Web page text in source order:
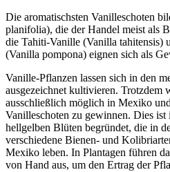
Die aromatischsten Vanilleschoten
planifolia), die der Handel meist als
die Tahiti-Vanille (Vanilla tahitensis)
(Vanilla pompona) eignen sich als
Vanille-Pflanzen lassen sich in den
ausgezeichnet kultivieren. Trotzdem
ausschließlich möglich in Mexiko
Vanilleschoten zu gewinnen. Dies ist
hellgelben Blüten begründet, die in
verschiedene Bienen- und
Mexiko leben. In Plantagen führen
von Hand aus, um den Ertrag der